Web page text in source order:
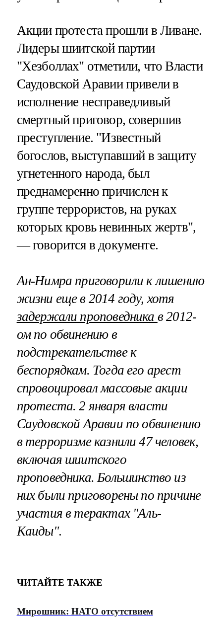
Акции протеста прошли в Ливане.
Лидеры шиитской партии
"Хезболлах" отметили, что Власти
Саудовской Аравии привели в
исполнение несправедливый
смертный приговор, совершив
преступление. "Известный
богослов, выступавший в защиту
угнетенного народа, был
преднамеренно причислен к
группе террористов, на руках
которых кровь невинных жертв",
— говорится в документе.
Ан-Нимра приговорили к лишению
жизни еще в 2014 году, хотя
задержали проповедника в 2012-
ом по обвинению в
подстрекательстве к
беспорядкам. Тогда его арест
спровоцировал массовые акции
протеста. 2 января власти
Саудовской Аравии по обвинению
в терроризме казнили 47 человек,
включая шиитского
проповедника. Большинство из
них были приговорены по причине
участия в терактах "Аль-
Каиды".
ЧИТАЙТЕ ТАКЖЕ
Мирошник: НАТО отсутствием